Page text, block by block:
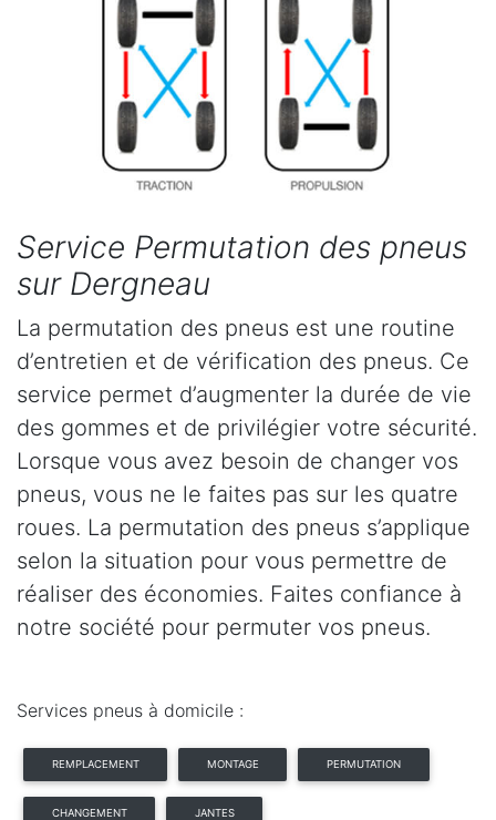
Service Permutation des pneus
sur Dergneau
La permutation des pneus est une routine
d’entretien et de vérification des pneus. Ce
service permet d’augmenter la durée de vie
des gommes et de privilégier votre sécurité.
Lorsque vous avez besoin de changer vos
pneus, vous ne le faites pas sur les quatre
roues. La permutation des pneus s’applique
selon la situation pour vous permettre de
réaliser des économies. Faites confiance à
notre société pour permuter vos pneus.
Services pneus à domicile :
REMPLACEMENT MONTAGE PERMUTATION
CHANGEMENT JANTES